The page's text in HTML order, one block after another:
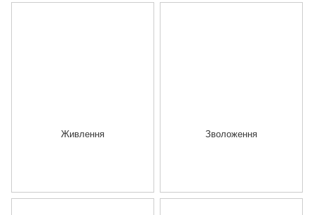
Живлення Зволоження